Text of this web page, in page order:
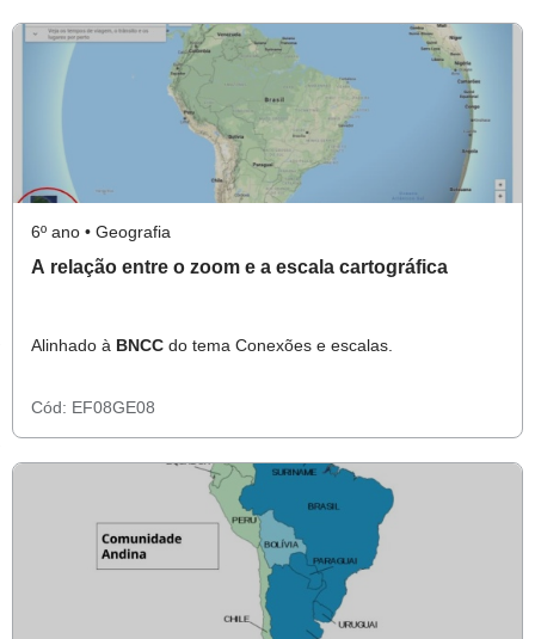
6º ano • Geografia
A relação entre o zoom e a escala cartográfica
Alinhado à BNCC do tema Conexões e escalas.
Cód: EF08GE08